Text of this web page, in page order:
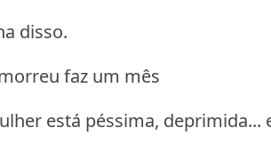
disso.
faz um mês
está péssima, deprimida...